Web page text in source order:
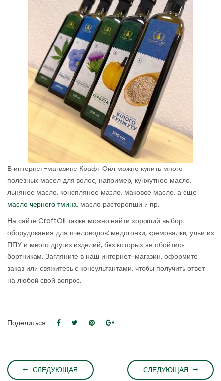
В интернет-магазине Крафт Оил можно купить много
полезных масел для волос, например, кунжутное масло,
льняное масло, конопляное масло, маковое масло, а еще
масло черного тмина, масло расторопши и пр..
На сайте CraftOil также можно найти хороший выбор
оборудования для пчеловодов: медогонки, кремовалки, ульи из
ППУ и много других изделий, без которых не обойтись
бортникам. Загляните в наш интернет-магазин, оформите
заказ или свяжитесь с консультантами, чтобы получить ответ
на любой свой вопрос.
Поделиться
СЛЕДУЮЩАЯ СЛЕДУЮЩАЯ